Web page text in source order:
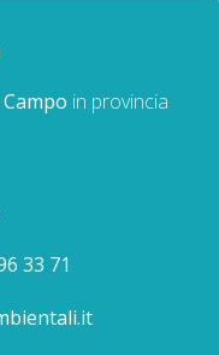
in provincia
33 71